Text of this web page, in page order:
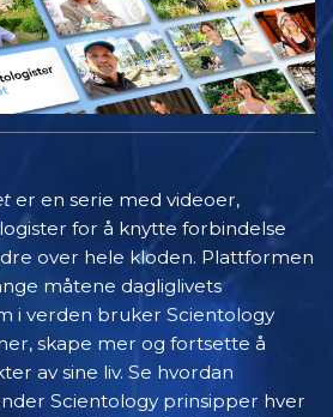
er en serie med videoer,
for å knytte forbindelse
over hele kloden. Plattformen
måtene dagliglivets
i verden bruker Scientology
skape mer og fortsette å
av sine liv. Se hvordan
Scientology prinsipper hver